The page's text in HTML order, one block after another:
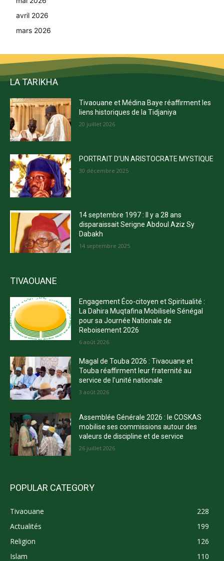
avril 2026
mars 2026
LA TARIKHA
Tivaouane et Médina Baye réaffirment les
liens historiques de la Tidjaniya
20 juillet 2026
PORTRAIT D’UN ARISTOCRATE MYSTIQUE
30 décembre 2025
14 septembre 1997 : Il y a 28 ans
disparaissait Serigne Abdoul Aziz Sy
Dabakh
14 septembre 2025
TIVAOUANE
Engagement Éco-citoyen et Spiritualité :
La Dahira Muqtafina Mobilisele Sénégal
pour sa Journée Nationale de
Reboisement 2026
6 août 2026
Magal de Touba 2026 : Tivaouane et
Touba réaffirment leur fraternité au
service de l’unité nationale
3 août 2026
Assemblée Générale 2026 : le COSKAS
mobilise ses commissions autour des
valeurs de discipline et de service
26 juillet 2026
POPULAR CATEGORY
Tivaouane
228
Actualités
199
Religion
126
Islam
110